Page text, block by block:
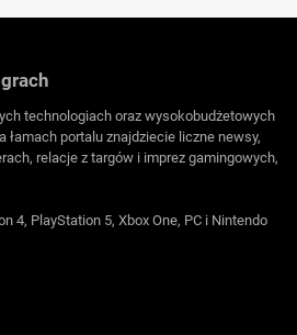
technologiach oraz wysokobudżetowych
łamach portalu znajdziecie liczne newsy,
relacje z targów i imprez gamingowych,
4, PlayStation 5, Xbox One, PC i Nintendo